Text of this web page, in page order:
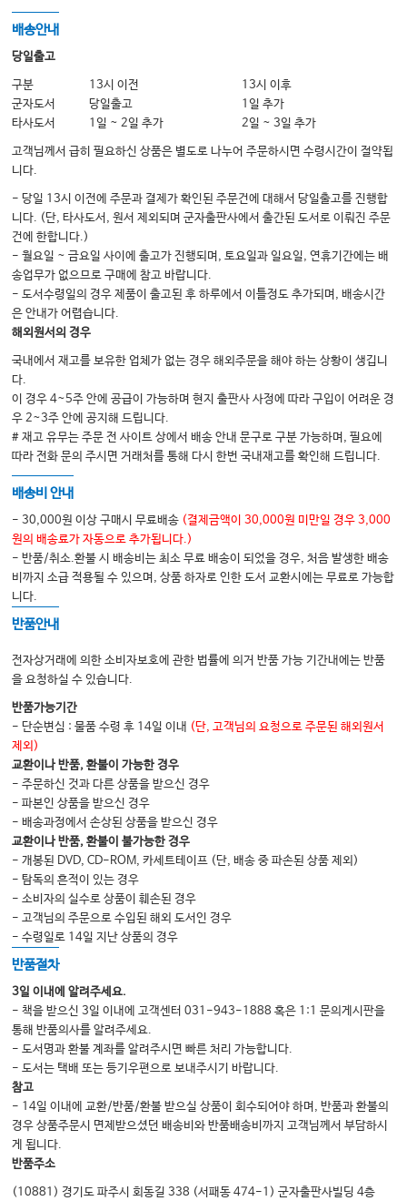
CONTROL VISIT The follow-up
STEP 3 전치부 접착성 부가 복원(A3R)
CHAPTER 4
A digital 3step protoco
3STEP CONTROL OF THE DIGITAL WORKFLOW
CHAPTER 5
WHAT NEXT
Completion of the full-mouth rehabilitation
FOLLOW THE FINGER
EVOLUTION
THE CARDS
Clinical, Laboratory, Digital
3STEP CODE
배송안내
당일출고
구분 13시 이전
13시 이후
군자도서
당일출고
1일 추가
타사도서
1일 ~ 2일 추가 2일 ~ 3일 추가
고객님께서 급히 필요하신 상품은 별도로 나누어 주문하시면 수령시간이 절약됩
니다.
- 당일 13시 이전에 주문과 결제가 확인된 주문건에 대해서 당일출고를 진행합
니다. (단, 타사도서, 원서 제외되며 군자출판사에서 출간된 도서로 이뤄진 주문
건에 한합니다.)
- 월요일 ~ 금요일 사이에 출고가 진행되며, 토요일과 일요일, 연휴기간에는 배
송업무가 없으므로 구매에 참고 바랍니다.
- 도서수령일의 경우 제품이 출고된 후 하루에서 이틀정도 추가되며, 배송시간
은 안내가 어렵습니다.
해외원서의 경우
국내에서 재고를 보유한 업체가 없는 경우 해외주문을 해야 하는 상황이 생깁니
다.
이 경우 4~5주 안에 공급이 가능하며 현지 출판사 사정에 따라 구입이 어려운 경
우 2~3주 안에 공지해 드립니다.
# 재고 유무는 주문 전 사이트 상에서 배송 안내 문구로 구분 가능하며, 필요에
따라 전화 문의 주시면 거래처를 통해 다시 한번 국내재고를 확인해 드립니다.
배송비 안내
- 30,000원 이상 구매시 무료배송 (결제금액이 30,000원 미만일 경우 3,000
원의 배송료가 자동으로 추가됩니다.)
- 반품/취소.환불 시 배송비는 최소 무료 배송이 되었을 경우, 처음 발생한 배송
비까지 소급 적용될 수 있으며, 상품 하자로 인한 도서 교환시에는 무료로 가능합
니다.
반품안내
전자상거래에 의한 소비자보호에 관한 법률에 의거 반품 가능 기간내에는 반품
을 요청하실 수 있습니다.
반품가능기간
- 단순변심 : 물품 수령 후 14일 이내 (단, 고객님의 요청으로 주문된 해외원서
제외)
교환이나 반품, 환불이 가능한 경우
- 주문하신 것과 다른 상품을 받으신 경우
- 파본인 상품을 받으신 경우
- 배송과정에서 손상된 상품을 받으신 경우
교환이나 반품, 환불이 불가능한 경우
- 개봉된 DVD, CD-ROM, 카세트테이프 (단, 배송 중 파손된 상품 제외)
- 탐독의 흔적이 있는 경우
- 소비자의 실수로 상품이 훼손된 경우
- 고객님의 주문으로 수입된 해외 도서인 경우
- 수령일로 14일 지난 상품의 경우
반품절차
3일 이내에 알려주세요.
- 책을 받으신 3일 이내에 고객센터 031-943-1888 혹은 1:1 문의게시판을
통해 반품의사를 알려주세요.
- 도서명과 환불 계좌를 알려주시면 빠른 처리 가능합니다.
- 도서는 택배 또는 등기우편으로 보내주시기 바랍니다.
참고
- 14일 이내에 교환/반품/환불 받으실 상품이 회수되어야 하며, 반품과 환불의
경우 상품주문시 면제받으셨던 배송비와 반품배송비까지 고객님께서 부담하시
게 됩니다.
반품주소
(10881) 경기도 파주시 회동길 338 (서패동 474-1) 군자출판사빌딩 4층